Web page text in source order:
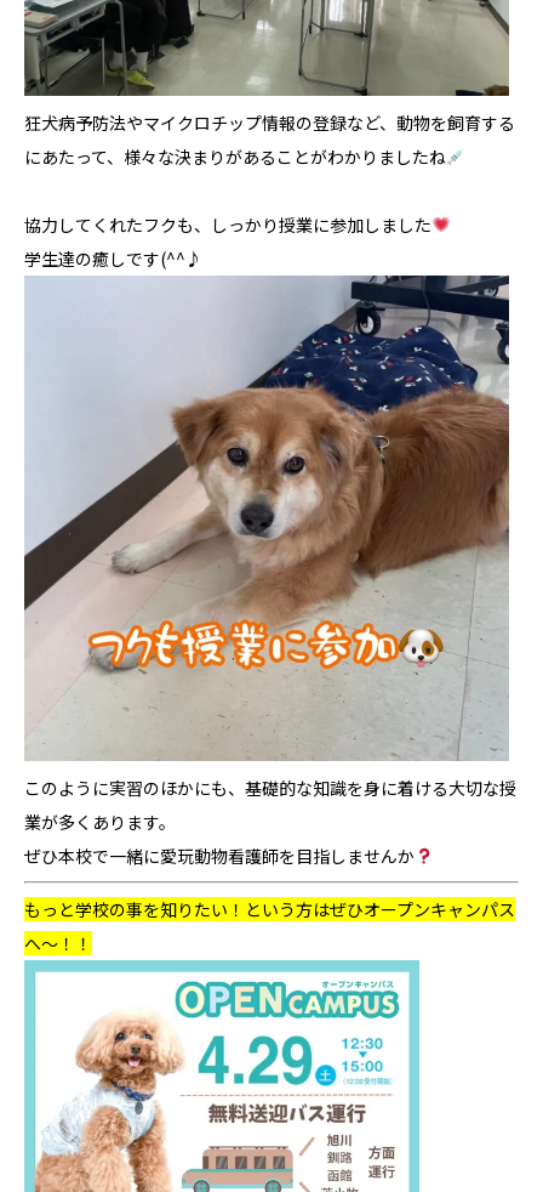
狂犬病予防法やマイクロチップ情報の登録など、動物を飼育する
にあたって、様々な決まりがあることがわかりましたね
協力してくれたフクも、しっかり授業に参加しました
学生達の癒しです(^^♪
このように実習のほかにも、基礎的な知識を身に着ける大切な授
業が多くあります。
ぜひ本校で一緒に愛玩動物看護師を目指しませんか
もっと学校の事を知りたい！という方はぜひオープンキャンパス
へ～！！